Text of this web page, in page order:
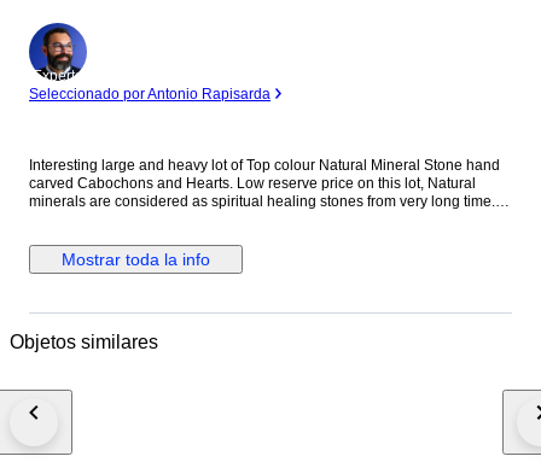
Experto
Seleccionado por Antonio Rapisarda
Interesting large and heavy lot of Top colour Natural Mineral Stone hand
carved Cabochons and Hearts. Low reserve price on this lot, Natural
minerals are considered as spiritual healing stones from very long time.
attractive when placed under light and provides relaxation to eyes.
Smithsonite, Lepidolite, Rhodonite, Serpentine, Calcite, Jasper & Lapis
Number of Pieces: 16 Total Weight: 1918 Grams Sizes From: 68 x 60 x 25
Mostrar toda la info
Objetos similares